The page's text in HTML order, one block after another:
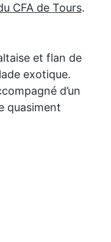
CFA de Tours.
et flan de
exotique.
d’un
quasiment